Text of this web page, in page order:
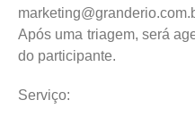
Após uma triagem, será
do participante.
Serviço: